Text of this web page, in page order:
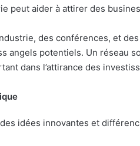
peut aider à attirer des
des conférences, et
angels potentiels. Un réseau
dans l’attirance des
idées innovantes et